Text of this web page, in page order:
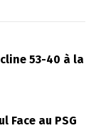
53-40 à la
Face au PSG